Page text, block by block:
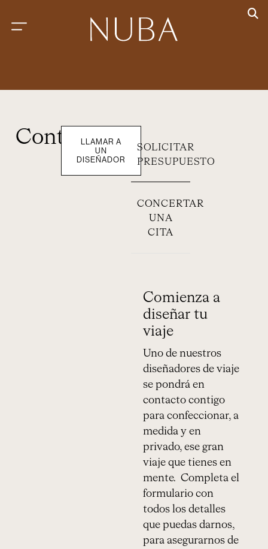
Contacto
LLAMAR A
UN
DISEÑADOR
SOLICITAR
PRESUPUESTO
CONCERTAR
UNA
CITA
Comienza a
diseñar tu
viaje
Uno de nuestros
diseñadores de viaje
se pondrá en
contacto contigo
para confeccionar, a
medida y en
privado, ese gran
viaje que tienes en
mente. Completa el
formulario con
todos los detalles
que puedas darnos,
para asegurarnos de